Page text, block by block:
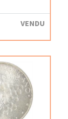
VENDU